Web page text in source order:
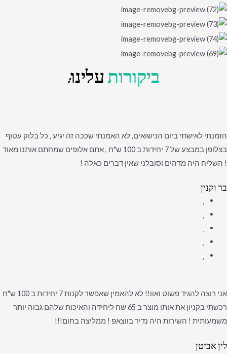
ביקורותעלינו:
הזמנתי לאישתי ביום הנישואים, לא האמנתי שככה זה יגיע , כל בלוק עטוף
בצלופן במבצע של 7 יחידות ב 100 ש"ח , אתם אלופים שמחתם אותנו מאוד
! השליח היה מדהים וסובלני שאין דברים כאלה !
בר וקנין
אני רוצה להגיד פשוט ואוו!! לא להאמין שאפשר לקנות 7 יחידות ב 100 ש"ח
רכשתי בקניון את אותו מוצר ב 65 שח ליחידה והאיכות שלהם גבוה יותר
משמעותית ! השירות היה נדיר בווצאפ ! ממליצה בחום!!!
לין אביטן